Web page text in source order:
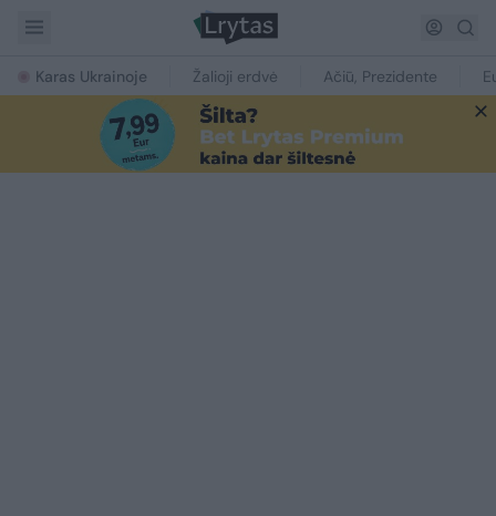
Karas Ukrainoje Žalioji erdvė Ačiū, Prezidente